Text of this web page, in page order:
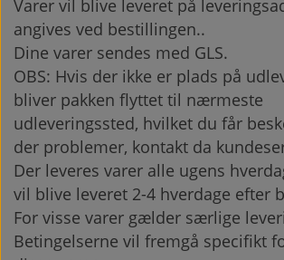
Varer vil blive leveret på
angives ved bestillingen..
Dine varer sendes med GLS.
OBS: Hvis der ikke er plads på
bliver pakken flyttet til nærmeste
udleveringssted, hvilket du får
der problemer, kontakt da
Der leveres varer alle ugens
vil blive leveret 2-4 hverdage efter
For visse varer gælder særlige
Betingelserne vil fremgå specifikt